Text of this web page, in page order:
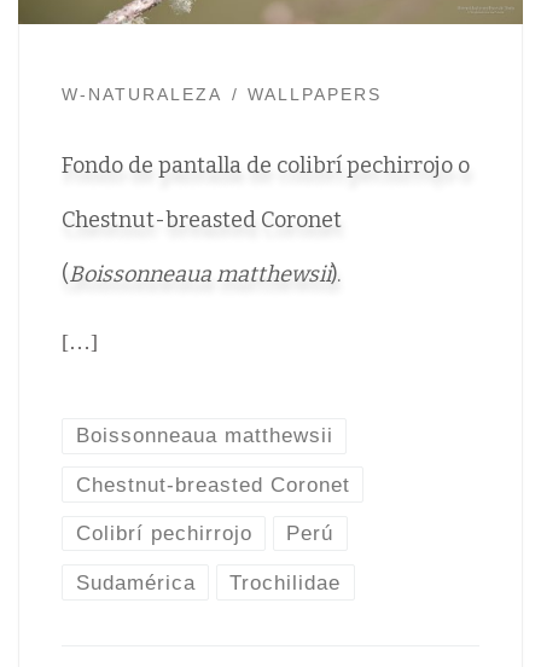
W-NATURALEZA WALLPAPERS
Fondo de pantalla de colibrí pechirrojo o
Chestnut-breasted Coronet
(Boissonneaua matthewsii).
[…]
Boissonneaua matthewsii
Chestnut-breasted Coronet
Colibrí pechirrojo Perú
Sudamérica Trochilidae